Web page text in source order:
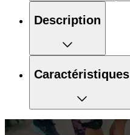
Description
Caractéristiques